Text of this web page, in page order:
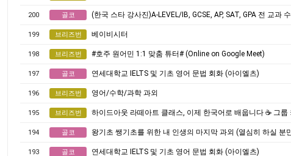
200 골코 (한국 스타 강사진)A-LEVEL/IB, GCSE, AP, SAT, GPA 전 교과 수업, 명문대 출신 강사진, 대치동 소
199 브리즈번 베이비시터
198 브리즈번 #호주 원어민 1:1 맞춤 튜터# (Online on Google Meet)
197 골코 연세대학교 IELTS 및 기초 영어 문법 회화 (아이엘츠)
196 브리즈번 영어/수학/과학 과외
195 브리즈번 하이드아웃 라떼아트 클래스, 이제 한국어로 배웁니다 ☕ 그룹
194 골코 왕기초 쌩기초를 위한 내 인생의 마지막 과외 (열심히 하실 분
193 골코 연세대학교 IELTS 및 기초 영어 문법 회화 (아이엘츠)